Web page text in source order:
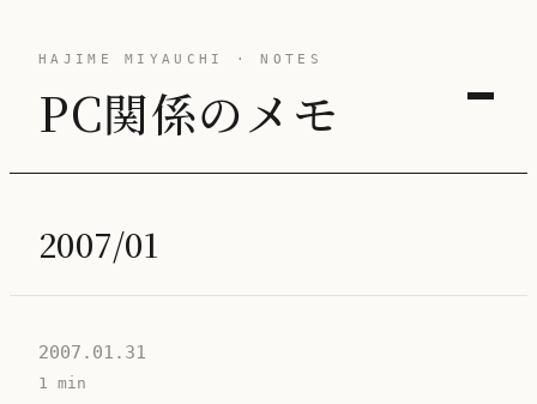
HAJIME MIYAUCHI · NOTES
PC関係のメモ
2007/01
2007.01.31
1 min